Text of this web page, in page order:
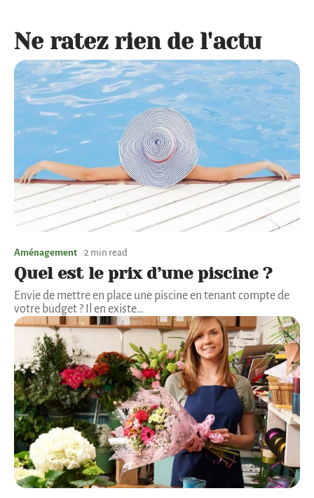
Ne ratez rien de l'actu
Aménagement 2 min read
Quel est le prix d’une piscine ?
Envie de mettre en place une piscine en tenant compte de
votre budget ? Il en existe…